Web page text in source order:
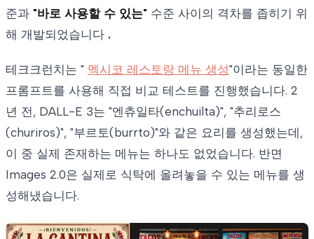
준과 "바로 사용할 수 있는" 수준 사이의 격차를 좁히기 위
해 개발되었습니다 .
테크크런치는 " 멕시코 레스토랑 메뉴 생성"이라는 동일한
프롬프트를 사용해 직접 비교 테스트를 진행했습니다. 2
년 전, DALL-E 3는 "엔츄일타(enchuilta)", "추리로스
(churiros)", "부르토(burrto)"와 같은 요리를 생성했는데,
이 중 실제 존재하는 메뉴는 하나도 없었습니다. 반면
Images 2.0은 실제로 식탁에 올려놓을 수 있는 메뉴를 생
성해냈습니다.